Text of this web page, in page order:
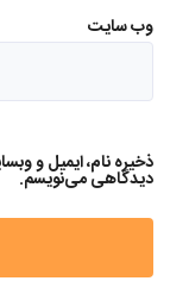
وب‌ سایت
ذخیره نام، ایمیل و
دیدگاهی می‌نویسم.